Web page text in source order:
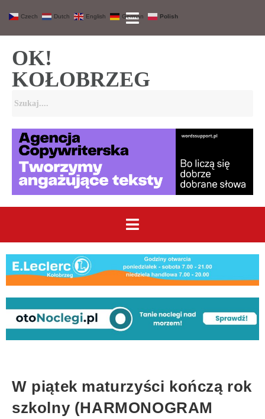
OK!
KOŁOBRZEG
W piątek maturzyści kończą rok
szkolny (HARMONOGRAM
Czech Dutch English German Polish